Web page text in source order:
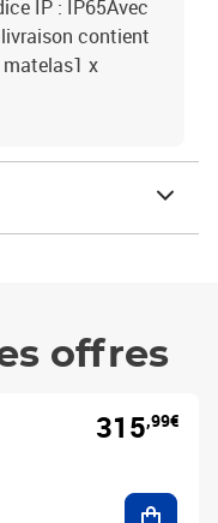
IP : IP65Avec
contient
x
offres
315,99€